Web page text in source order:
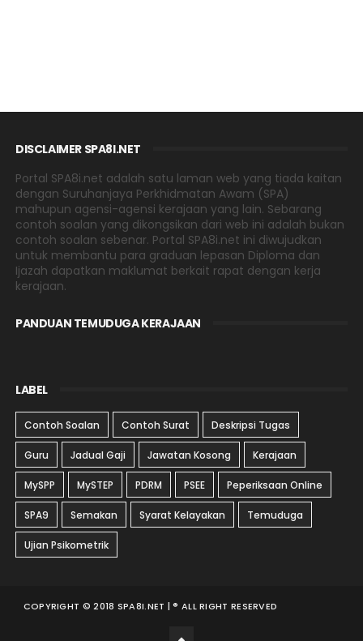
DISCLAIMER SPA8I.NET
Portal SPA8i.net adalah satu laman web yang tiada kaitan
dengan Suruhanjaya Perkhidmatan Awam (SPA)
mahupun agensi-agensi kerajaan yang lain. Sebarang
contoh soalan yang dikongsikan dari web ini adalah bukan
contoh soalan sebenar. Portal SPA8i.net ini diwujudkan
untuk membantu para graduan lepasan Diploma dan
Ijazah dapatkan maklumat berkait rapat dengan kerja
kerajaan.
PANDUAN TEMUDUGA KERAJAAN
LABEL
Contoh Soalan Contoh Surat Deskripsi Tugas
Guru Jadual Gaji Jawatan Kosong Kerajaan
MySPP MySTEP PDRM PSEE Peperiksaan Online
SPA9 Semakan Syarat Kelayakan Temuduga
Ujian Psikometrik
COPYRIGHT © 2018 SPA8I.NET | ® ALL RIGHT RESERVED